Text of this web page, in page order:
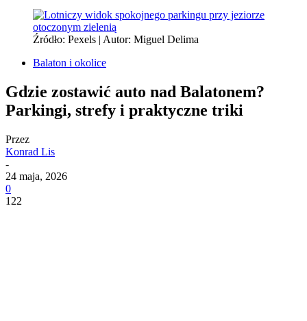
Źródło: Pexels | Autor: Miguel Delima
Balaton i okolice
Gdzie zostawić auto nad Balatonem?
Parkingi, strefy i praktyczne triki
Przez
Konrad Lis
-
24 maja, 2026
0
122